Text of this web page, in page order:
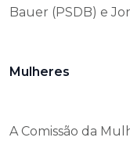
Bauer (PSDB) e
Mulheres
A Comissão da